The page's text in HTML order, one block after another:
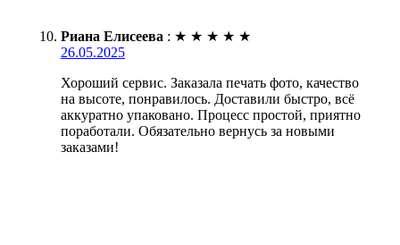
Риана Елисеева : ★ ★ ★ ★ ★
26.05.2025
Хороший сервис. Заказала печать фото, качество
на высоте, понравилось. Доставили быстро, всё
аккуратно упаковано. Процесс простой, приятно
поработали. Обязательно вернусь за новыми
заказами!